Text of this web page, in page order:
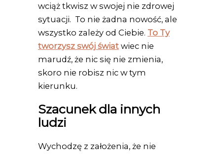
wciąż tkwisz w swojej nie zdrowej
sytuacji. To nie żadna nowość, ale
wszystko zależy od Ciebie. To Ty
tworzysz swój światwiec nie
marudź, że nic się nie zmienia,
skoro nie robisz nic w tym
kierunku.
Szacunek dla innych
ludzi
Wychodzę z założenia, że nie